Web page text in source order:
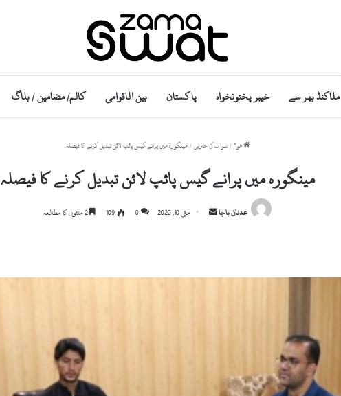
ملاکنڈ بھر سے خیبر پختونخواہ پاکستان بین الاقوامی کالم/ مضامین / بلاگ
ھوم / سوات کی خبریں / مینگورہ میں پرانے گیس پائپ لائن تبدیل کرنے کا فیصلہ
مینگورہ میں پرانے گیس پائپ لائن تبدیل کرنے کا فیصلہ
عدنان باچا
Send مئی 10, 2020 0
109